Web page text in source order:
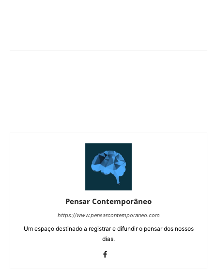
Pensar Contemporâneo
https://www.pensarcontemporaneo.com
Um espaço destinado a registrar e difundir o pensar dos nossos
dias.